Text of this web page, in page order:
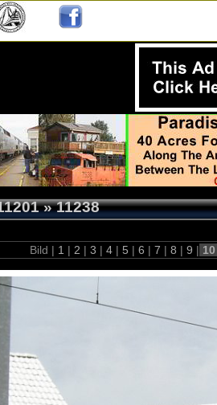
»11238
Bild | 1 | 2 | 3 | 4 | 5 | 6 | 7 | 8 | 9 |